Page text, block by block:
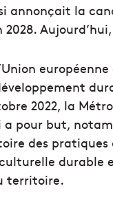
annonçait la
2028.
2022, la
a pour but,
des
territoire.